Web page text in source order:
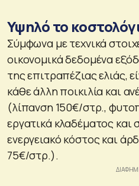
Υψηλό το
Σύμφωνα με τεχνικά
οικονομικά δεδομένα
της επιτραπέζιας ελιάς,
κάθε άλλη ποικιλία και
(λίπανση 150€/στρ.,
εργατικά κλαδέματος και
ενεργειακό κόστος και
75€/στρ.).